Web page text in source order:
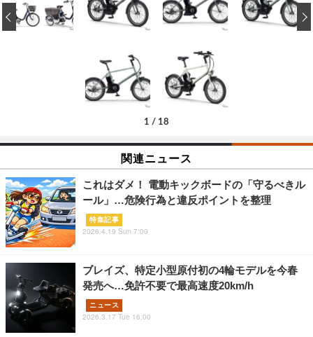
1 / 18
‹
関連ニュース
これはダメ！ 電動キックボードの「守るべきル
ール」…危険行為と違反ポイントを整理
特集記事
2026.4.19 Sun 7:00
ブレイズ、特定小型原付初の4輪モデルを今春
発売へ…免許不要で最高速度20km/h
ニュース
2026.3.17 Tue 16:00